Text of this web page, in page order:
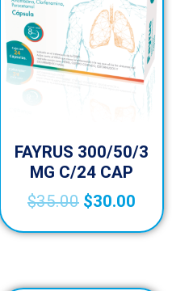
FAYRUS 300/50/3
MG C/24 CAP
$35.00 $30.00